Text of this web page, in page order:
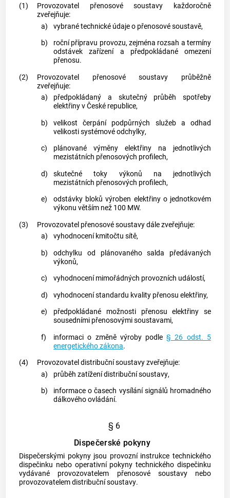
(1) Provozovatel přenosové soustavy každoročně
zveřejňuje:
a)
vybrané technické údaje o přenosové soustavě,
b)
roční přípravu provozu, zejména rozsah a termíny
odstávek zařízení a předpokládané omezení
přenosu.
(2)
Provozovatel přenosové soustavy průběžně
zveřejňuje:
a)
předpokládaný a skutečný průběh spotřeby
elektřiny v České republice,
b)
velikost čerpání podpůrných služeba odhad
velikosti systémovéodchylky,
c)
plánované výměny elektřiny na jednotlivých
mezistátních přenosových profilech,
d)
skutečné toky výkonů na jednotlivých
mezistátních přenosových profilech,
e)
odstávky blokůvýroben elektřinyo jednotkovém
výkonu větším než 100 MW.
(3)
Provozovatel přenosové soustavydále zveřejňuje:
a)
vyhodnocení kmitočtu sítě,
b)
odchylku od plánovaného salda předávaných
výkonů,
c)
vyhodnocení mimořádných provozních událostí,
d)
vyhodnocení standardu kvality přenosu elektřiny,
e)
předpokládané možnosti přenosu elektřiny se
sousedními přenosovými soustavami,
f)
informaci o změně výroby podle§ 26 odst. 5
energetického zákona.
(4)
Provozovateldistribuční soustavyzveřejňuje:
a)
průběh zatíženídistribuční soustavy,
b)
informace o časech vysílání signálů hromadného
dálkového ovládání.
§ 6
Dispečerské pokyny
Dispečerskými pokynyjsou provozní instrukce technického
dispečinku nebo operativní pokyny technického dispečinku
vydávané provozovatelem přenosové soustavynebo
provozovatelemdistribuční soustavy.